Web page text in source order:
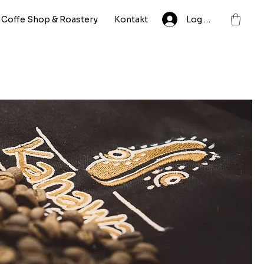
Coffe Shop & Roastery Kontakt Log ind